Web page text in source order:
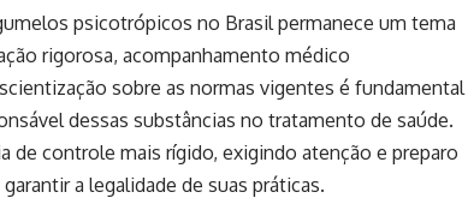
psicotrópicos no Brasil permanece um tema
rigorosa, acompanhamento médico
sobre as normas vigentes é fundamental
dessas substâncias no tratamento de saúde.
de controle mais rígido, exigindo atenção e preparo
a legalidade de suas práticas.